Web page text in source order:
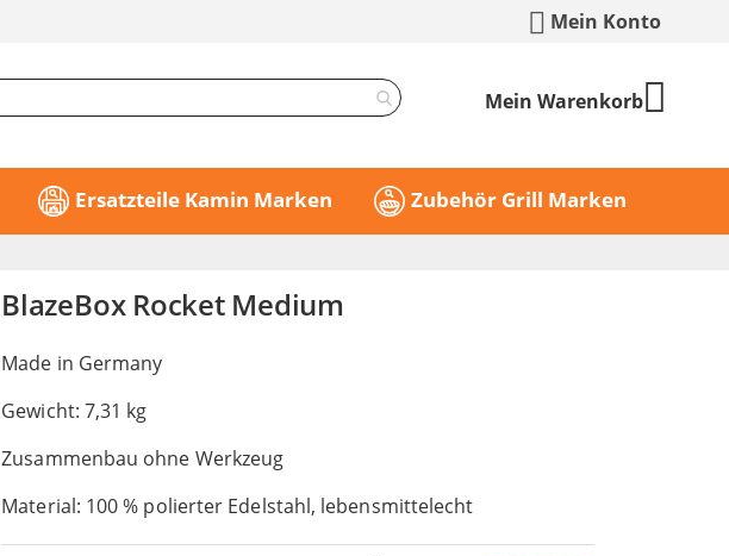
Mein Konto
Mein Warenkorb
Ersatzteile Kamin Marken Zubehör Grill Marken
BlazeBox Rocket Medium
Made in Germany
Gewicht: 7,31 kg
Zusammenbau ohne Werkzeug
Material: 100 % polierter Edelstahl, lebensmittelecht